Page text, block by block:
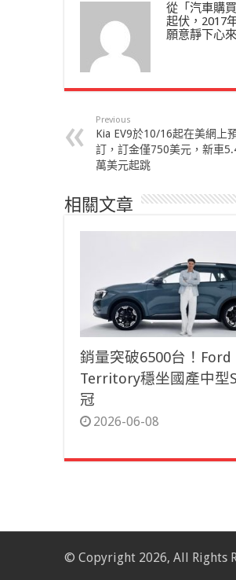
從「汽車購
起伏，2017
願意靜下心
Previous
Kia EV9於10/16起在美網上
訂，訂金僅750美元，新車
萬美元起跳
相關文章
銷量突破6500台！Ford
Territory穩坐國產中型
冠
2026-06-08
© Copyright 2026, All Rights